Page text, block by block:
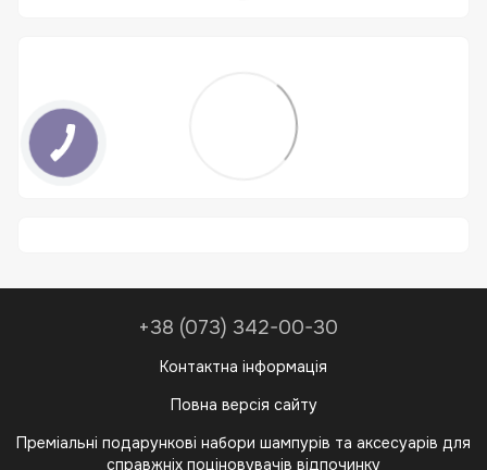
+38 (073) 342-00-30
Контактна інформація
Повна версія сайту
Преміальні подарункові набори шампурів та аксесуарів для
справжніх поціновувачів відпочинку